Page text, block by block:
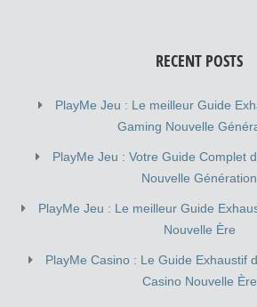
RECENT POSTS
PlayMe Jeu : Le meilleur Guide
Gaming Nouvelle
PlayMe Jeu : Votre Guide Complet
Nouvelle Génération
PlayMe Jeu : Le meilleur Guide
Nouvelle Ère
PlayMe Casino : Le Guide Exhaustif
Casino Nouvelle Ère